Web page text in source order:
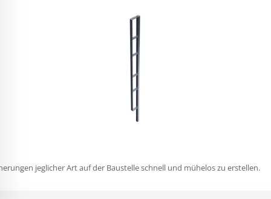
jeglicher Art auf der Baustelle schnell und mühelos zu erstellen.